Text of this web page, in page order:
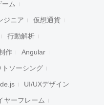
ーム
ジニア 仮想通貨
行動解析
作 Angular
トソーシング
UI/UXデザイン
ヤーフレーム